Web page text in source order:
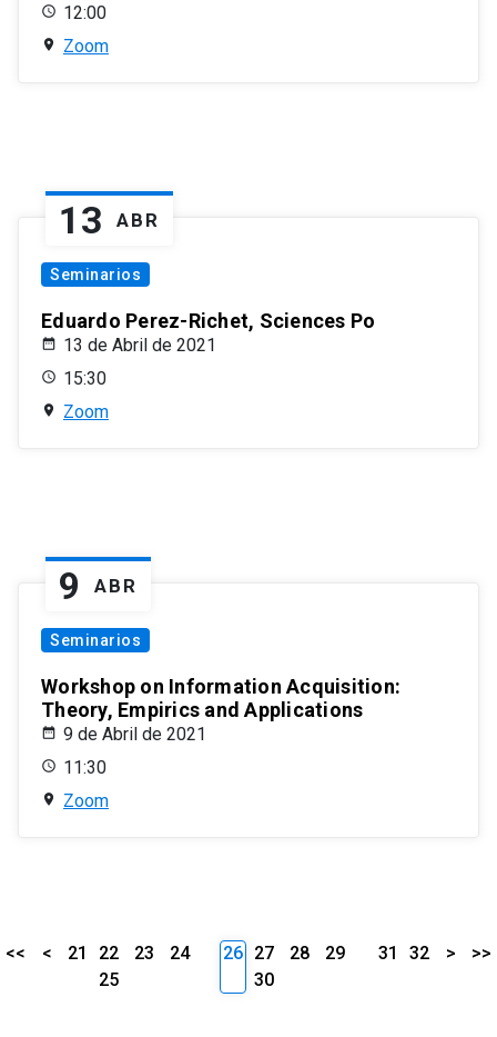
12:00
Zoom
13 ABR
Seminarios
Eduardo Perez-Richet, Sciences Po
13 de Abril de 2021
15:30
Zoom
9 ABR
Seminarios
Workshop on Information Acquisition:
Theory, Empirics and Applications
9 de Abril de 2021
11:30
Zoom
<< < 21 22 23
24
25
26 27 28
29
30
31 32 > >>